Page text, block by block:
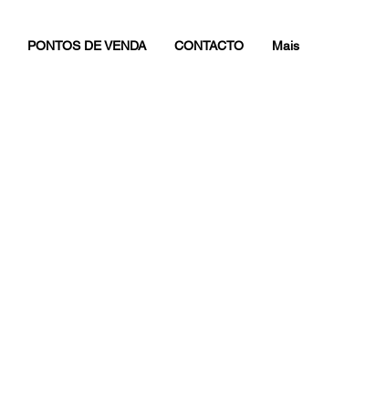
PONTOS DE VENDA CONTACTO Mais